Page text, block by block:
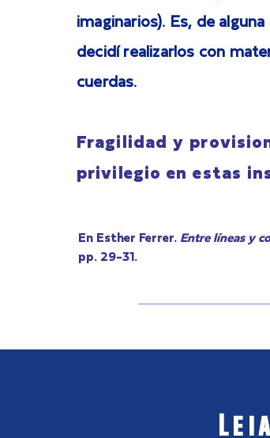
imaginarios). Es, de
decidí realizarlos con
cuerdas.
Fragilidad y
privilegio en estas
En Esther Ferrer. Entre líneas y
pp. 29-31.